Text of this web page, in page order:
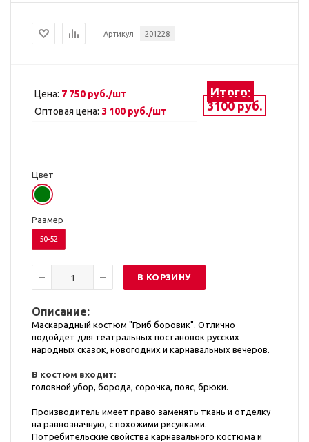
Артикул 201228
Цена: 7 750 руб./шт
Оптовая цена: 3 100 руб./шт
Итого:
3100 руб.
Цвет
Размер
50-52
В КОРЗИНУ
Описание:
Маскарадный костюм "Гриб боровик". Отлично
подойдет для театральных постановок русских
народных сказок, новогодних и карнавальных вечеров.
В костюм входит:
головной убор, борода, сорочка, пояс, брюки.
Производитель имеет право заменять ткань и отделку
на равнозначную, с похожими рисунками.
Потребительские свойства карнавального костюма и